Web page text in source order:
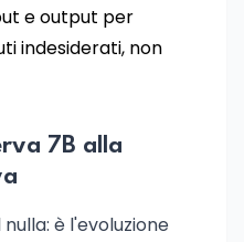
e output per
indesiderati, non
7B alla
è l'evoluzione